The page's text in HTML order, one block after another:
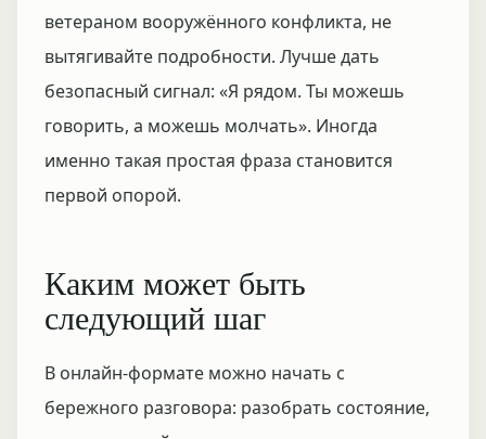
ветераном вооружённого конфликта, не
вытягивайте подробности. Лучше дать
безопасный сигнал: «Я рядом. Ты можешь
говорить, а можешь молчать». Иногда
именно такая простая фраза становится
первой опорой.
Каким может быть
следующий шаг
В онлайн-формате можно начать с
бережного разговора: разобрать состояние,